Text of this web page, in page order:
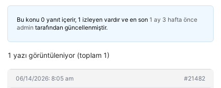
Bu konu 0 yanıt içerir, 1 izleyen vardır ve en son 1 ay 3 hafta önce
admin tarafından güncellenmiştir.
1 yazı görüntüleniyor (toplam 1)
06/14/2026: 8:05 am #21482